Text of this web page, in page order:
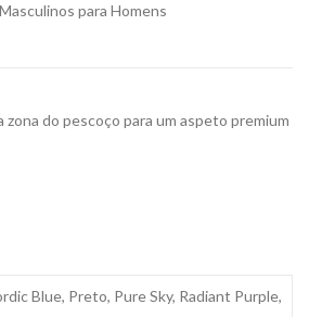
Masculinos para Homens
do pescoço para um aspeto premium
Blue, Preto, Pure Sky, Radiant Purple,